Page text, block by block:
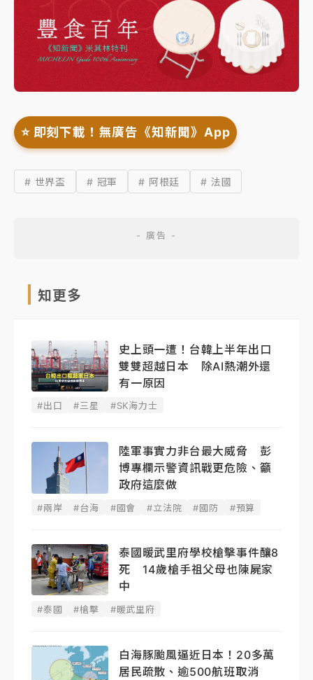
⭐️ 即刻下載！無廣告《知新聞》App
# 世界盃 # 冠軍 # 阿根廷 # 法國
知更多
史上頭一遭！台韓上半年出口
雙雙超越日本 除AI熱潮外還
有一原因
#出口 #三星 #SK海力士
陸軍事實力非台最大威脅 彭
博專欄示警資訊戰更危險、籲
政府這麼做
#兩岸 #台海 #國會 #立法院 #國防 #預算
泰國暖武里府學校槍擊事件釀8
死 14歲槍手祖父母也陳屍家
中
#泰國 #槍擊 #暖武里府
白海豚颱風逼近日本！20多萬
居民疏散、逾500航班取消